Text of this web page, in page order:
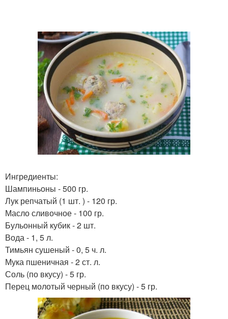
Ингредиенты:
Шампиньоны - 500 гр.
Лук репчатый (1 шт. ) - 120 гр.
Масло сливочное - 100 гр.
Бульонный кубик - 2 шт.
Вода - 1, 5 л.
Тимьян сушеный - 0, 5 ч. л.
Мука пшеничная - 2 ст. л.
Соль (по вкусу) - 5 гр.
Перец молотый черный (по вкусу) - 5 гр.